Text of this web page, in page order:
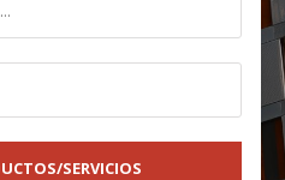
SERVICIOS